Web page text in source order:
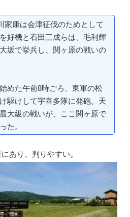
家康は会津征伐のためとして
好機と石田三成らは、毛利輝
坂で挙兵し、関ヶ原の戦いの
めた午前8時ごろ、東軍の松
駆けして宇喜多隊に発砲。天
大級の戦いが、ここ関ヶ原で
た。
あり、判りやすい。